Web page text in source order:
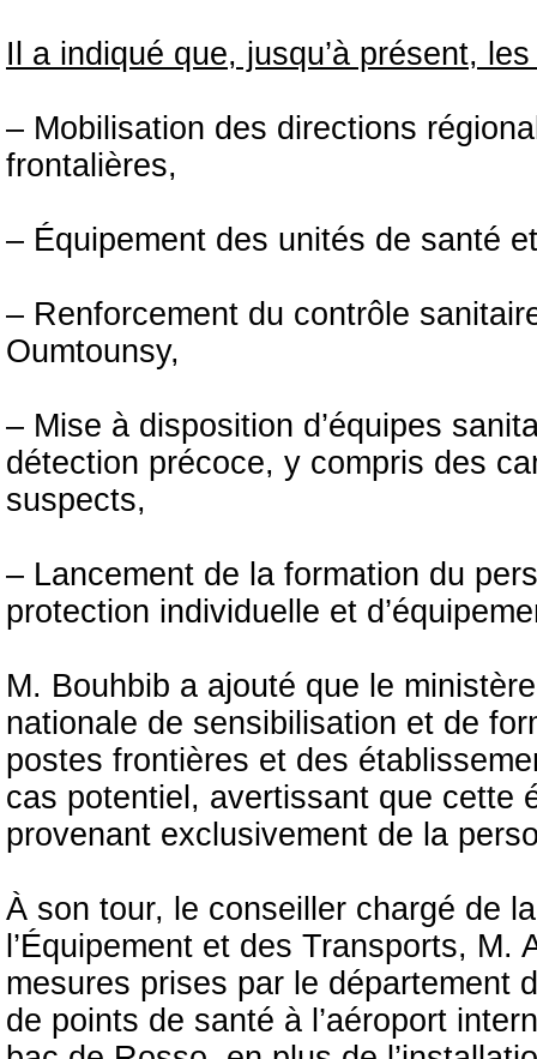
Il a indiqué que, jusqu’à présent,
– Mobilisation des directions
frontalières,
– Équipement des unités de santé
– Renforcement du contrôle
Oumtounsy,
– Mise à disposition d’équipes
détection précoce, y compris des
suspects,
– Lancement de la formation du
protection individuelle et
M. Bouhbib a ajouté que le
nationale de sensibilisation et de
postes frontières et des
cas potentiel, avertissant que cette
provenant exclusivement de la
À son tour, le conseiller chargé de
l’Équipement et des Transports,
mesures prises par le département
de points de santé à l’aéroport